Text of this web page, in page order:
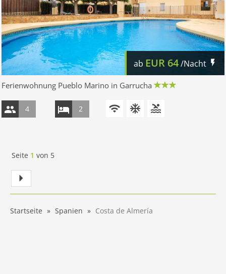
ab EUR 64/Nacht
Ferienwohnung Pueblo Marino in Garrucha
4 2
Seite 1 von 5
Startseite Spanien Costa de Almería